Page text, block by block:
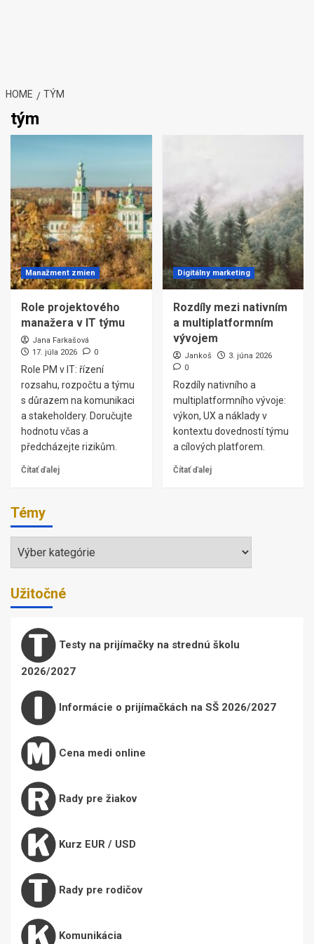
HOME TÝM
tým
Manažment zmien
Role projektového
manažera v IT týmu
Jana Farkašová
17. júla 2026
0
Role PM v IT: řízení
rozsahu, rozpočtu a týmu
s důrazem na komunikaci
a stakeholdery. Doručujte
hodnotu včas a
předcházejte rizikům.
Čítať ďalej
Digitálny marketing
Rozdíly mezi nativním
a multiplatformním
vývojem
Jankoš
3. júna 2026
0
Rozdíly nativního a
multiplatformního vývoje:
výkon, UX a náklady v
kontextu dovedností týmu
a cílových platforem.
Čítať ďalej
Témy
Témy
Užitočné
Testy na prijímačky na strednú školu
2026/2027
Informácie o prijímačkách na SŠ 2026/2027
Cena medi online
Rady pre žiakov
Kurz EUR / USD
Rady pre rodičov
Komunikácia